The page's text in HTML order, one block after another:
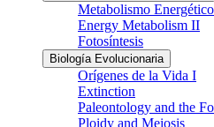
Metabolismo
Energy Metabolism II
Fotosíntesis
Biología Evolucionaria
Orígenes de la Vida I
Extinction
Paleontology and the
Ploidy and Meiosis